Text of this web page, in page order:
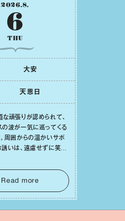
2026.8.
6
THU
⼤安
天恩⽇
頑張りが認められて、
の波が⼀気に巡ってくる
周囲からの温かいサポ
誘いは、遠慮せずに笑顔
イメージを持って⼀歩を
⼀⼈の良いところが混
ピーな未来が形作られて
Read more